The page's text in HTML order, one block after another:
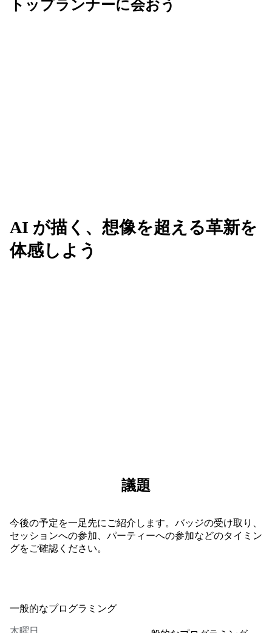
トップランナーに会おう
AI が描く、想像を超える革新を
体感しよう
議題
今後の予定を一足先にご紹介します。バッジの受け取り、
セッションへの参加、パーティーへの参加などのタイミン
グをご確認ください。
一般的なプログラミング
木曜日